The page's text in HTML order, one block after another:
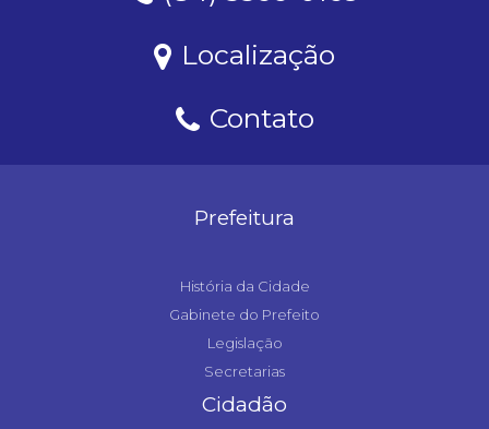
Localização
Contato
Prefeitura
História da Cidade
Gabinete do Prefeito
Legislação
Secretarias
Cidadão